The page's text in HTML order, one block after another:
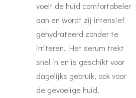
voelt de huid comfortabeler
aan en wordt zij intensief
gehydrateerd zonder te
irriteren. Het serum trekt
snel in en is geschikt voor
dagelijks gebruik, ook voor
de gevoelige huid.